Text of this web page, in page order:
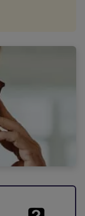
la